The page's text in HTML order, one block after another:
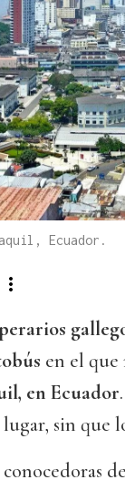
Ecuador.
en el que
en Ecuador
sin que